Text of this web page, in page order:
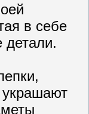
в себе
детали.